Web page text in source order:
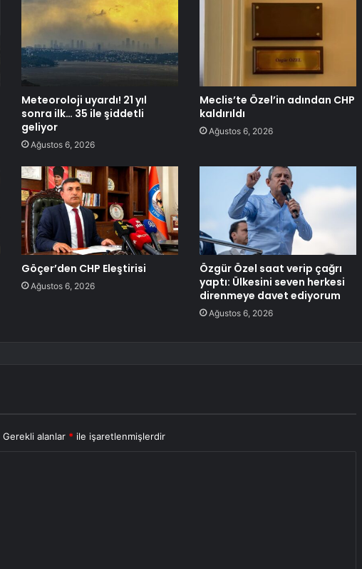
Meteoroloji uyardı! 21 yıl
sonra ilk… 35 ile şiddetli
geliyor
Ağustos 6, 2026
Meclis’te Özel’in adından CHP
kaldırıldı
Ağustos 6, 2026
Göçer’den CHP Eleştirisi
Ağustos 6, 2026
Özgür Özel saat verip çağrı
yaptı: Ülkesini seven herkesi
direnmeye davet ediyorum
Ağustos 6, 2026
Gerekli alanlar * ile işaretlenmişlerdir